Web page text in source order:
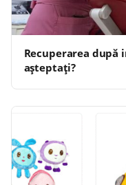
Recuperarea după
așteptați?